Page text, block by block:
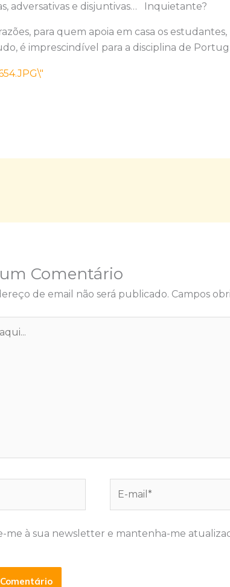
adversativas e disjuntivas… Inquietante?
para quem apoia em casa os
é imprescindível para a disciplina de
Comentário
de email não será publicado. Campos
mail*
me à sua newsletter e mantenha-me